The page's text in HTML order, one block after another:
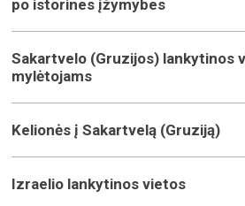
po istorines įžymybes
Sakartvelo (Gruzijos) lankytinos
mylėtojams
Kelionės į Sakartvelą (Gruziją)
Izraelio lankytinos vietos